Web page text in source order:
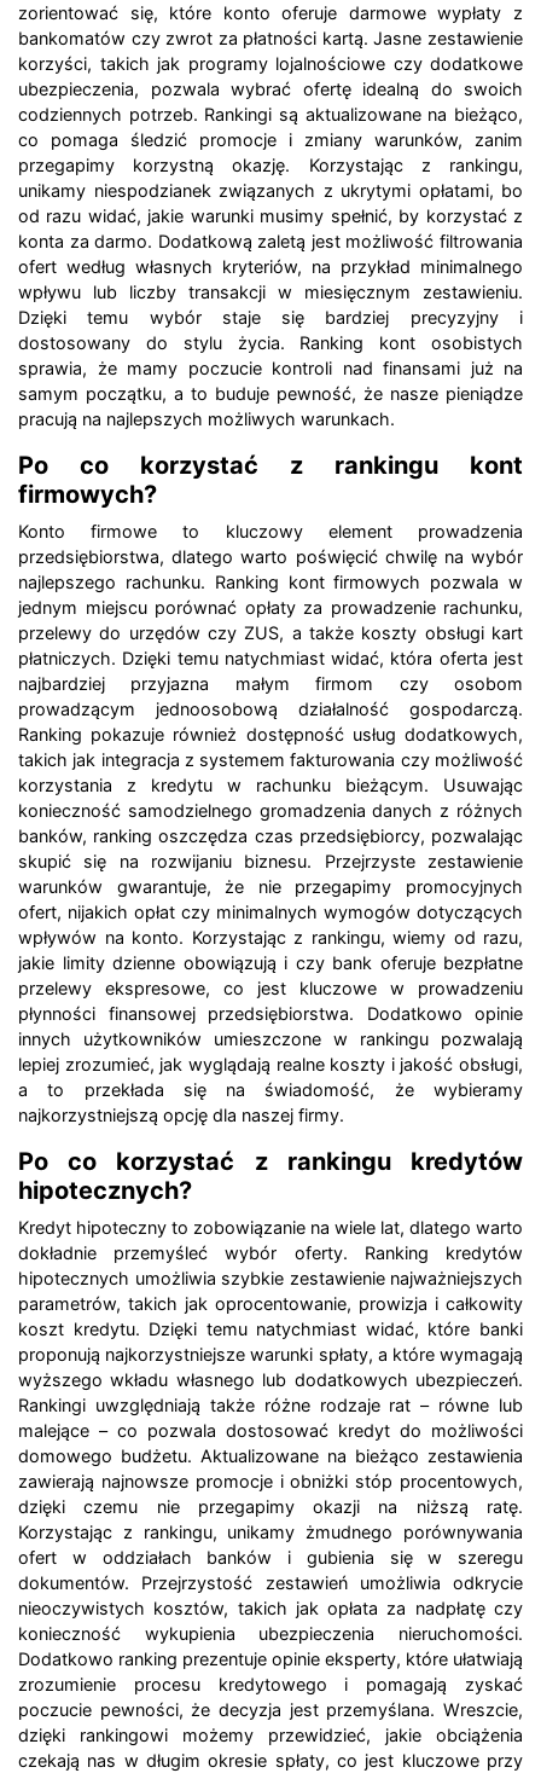
zorientować się, które konto oferuje darmowe wypłaty z
bankomatów czy zwrot za płatności kartą. Jasne zestawienie
korzyści, takich jak programy lojalnościowe czy dodatkowe
ubezpieczenia, pozwala wybrać ofertę idealną do swoich
codziennych potrzeb. Rankingi są aktualizowane na bieżąco,
co pomaga śledzić promocje i zmiany warunków, zanim
przegapimy korzystną okazję. Korzystając z rankingu,
unikamy niespodzianek związanych z ukrytymi opłatami, bo
od razu widać, jakie warunki musimy spełnić, by korzystać z
konta za darmo. Dodatkową zaletą jest możliwość filtrowania
ofert według własnych kryteriów, na przykład minimalnego
wpływu lub liczby transakcji w miesięcznym zestawieniu.
Dzięki temu wybór staje się bardziej precyzyjny i
dostosowany do stylu życia. Ranking kont osobistych
sprawia, że mamy poczucie kontroli nad finansami już na
samym początku, a to buduje pewność, że nasze pieniądze
pracują na najlepszych możliwych warunkach.
Po co korzystać z rankingu kont
firmowych?
Konto firmowe to kluczowy element prowadzenia
przedsiębiorstwa, dlatego warto poświęcić chwilę na wybór
najlepszego rachunku. Ranking kont firmowych pozwala w
jednym miejscu porównać opłaty za prowadzenie rachunku,
przelewy do urzędów czy ZUS, a także koszty obsługi kart
płatniczych. Dzięki temu natychmiast widać, która oferta jest
najbardziej przyjazna małym firmom czy osobom
prowadzącym jednoosobową działalność gospodarczą.
Ranking pokazuje również dostępność usług dodatkowych,
takich jak integracja z systemem fakturowania czy możliwość
korzystania z kredytu w rachunku bieżącym. Usuwając
konieczność samodzielnego gromadzenia danych z różnych
banków, ranking oszczędza czas przedsiębiorcy, pozwalając
skupić się na rozwijaniu biznesu. Przejrzyste zestawienie
warunków gwarantuje, że nie przegapimy promocyjnych
ofert, nijakich opłat czy minimalnych wymogów dotyczących
wpływów na konto. Korzystając z rankingu, wiemy od razu,
jakie limity dzienne obowiązują i czy bank oferuje bezpłatne
przelewy ekspresowe, co jest kluczowe w prowadzeniu
płynności finansowej przedsiębiorstwa. Dodatkowo opinie
innych użytkowników umieszczone w rankingu pozwalają
lepiej zrozumieć, jak wyglądają realne koszty i jakość obsługi,
a to przekłada się na świadomość, że wybieramy
najkorzystniejszą opcję dla naszej firmy.
Po co korzystać z rankingu kredytów
hipotecznych?
Kredyt hipoteczny to zobowiązanie na wiele lat, dlatego warto
dokładnie przemyśleć wybór oferty. Ranking kredytów
hipotecznych umożliwia szybkie zestawienie najważniejszych
parametrów, takich jak oprocentowanie, prowizja i całkowity
koszt kredytu. Dzięki temu natychmiast widać, które banki
proponują najkorzystniejsze warunki spłaty, a które wymagają
wyższego wkładu własnego lub dodatkowych ubezpieczeń.
Rankingi uwzględniają także różne rodzaje rat – równe lub
malejące – co pozwala dostosować kredyt do możliwości
domowego budżetu. Aktualizowane na bieżąco zestawienia
zawierają najnowsze promocje i obniżki stóp procentowych,
dzięki czemu nie przegapimy okazji na niższą ratę.
Korzystając z rankingu, unikamy żmudnego porównywania
ofert w oddziałach banków i gubienia się w szeregu
dokumentów. Przejrzystość zestawień umożliwia odkrycie
nieoczywistych kosztów, takich jak opłata za nadpłatę czy
konieczność wykupienia ubezpieczenia nieruchomości.
Dodatkowo ranking prezentuje opinie eksperty, które ułatwiają
zrozumienie procesu kredytowego i pomagają zyskać
poczucie pewności, że decyzja jest przemyślana. Wreszcie,
dzięki rankingowi możemy przewidzieć, jakie obciążenia
czekają nas w długim okresie spłaty, co jest kluczowe przy